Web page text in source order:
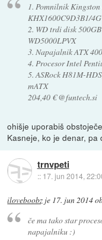
1. Pomnilnik
KHX1600C9D3B1/4G
2. WD trdi disk
WD5000LPVX
3. Napajalnik ATX
4. Procesor Intel
5. ASRock H81M-
mATX
204,40 € @funtech.si
ohišje uporabiš
Kasneje, ko je denar,
trnvpeti
:: 17. jun 2014,
iloveboobz je 17. jun 2014
če ma tako star
napajalniku :)